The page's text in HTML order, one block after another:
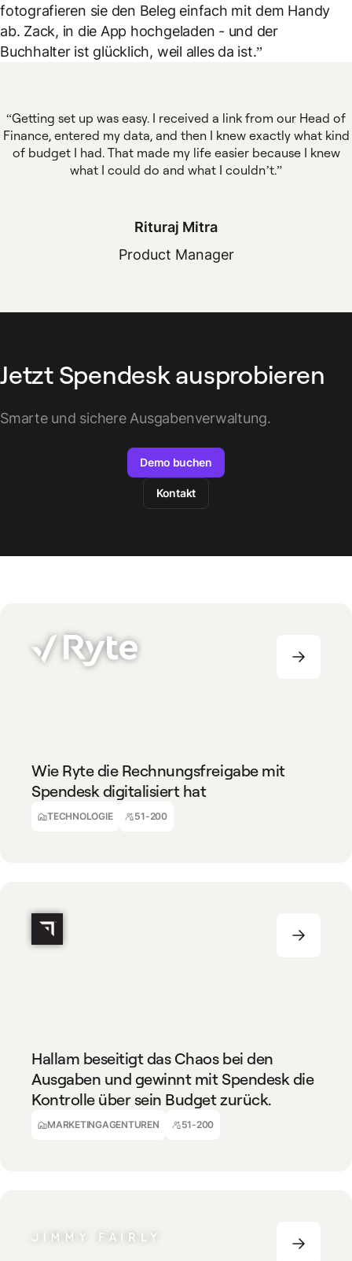
fotografieren sie den Beleg einfach mit dem Handy
ab. Zack, in die App hochgeladen - und der
Buchhalter ist glücklich, weil alles da ist.”
Getting set up was easy. I received a link from our Head of
Finance, entered my data, and then I knew exactly what kind
of budget I had. That made my life easier because I knew
what I could do and what I couldn’t.
Rituraj Mitra
Product Manager
Jetzt Spendesk ausprobieren
Smarte und sichere Ausgabenverwaltung.
Demo buchen
Kontakt
Wie Ryte die Rechnungsfreigabe mit
Spendesk digitalisiert hat
TECHNOLOGIE 51-200
Christiane Podlaha
Senior Finance Manager & Coach
Hallam beseitigt das Chaos bei den
Ausgaben und gewinnt mit Spendesk die
Kontrolle über sein Budget zurück.
MARKETINGAGENTUREN 51-200
Julie Rodrigues
Finance Director @ Hallam